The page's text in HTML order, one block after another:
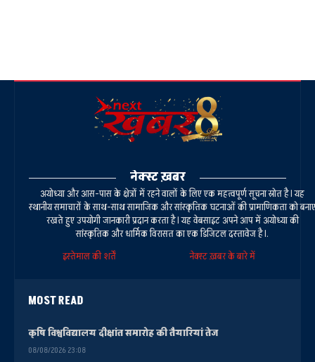
नेक्स्ट ख़बर
अयोध्या और आस-पास के क्षेत्रों में रहने वालों के लिए एक महत्वपूर्ण सूचना स्रोत है। यह
स्थानीय समाचारों के साथ-साथ सामाजिक और सांस्कृतिक घटनाओं की प्रामाणिकता को बनाए
रखते हुए उपयोगी जानकारी प्रदान करता है। यह वेबसाइट अपने आप में अयोध्या की
सांस्कृतिक और धार्मिक विरासत का एक डिजिटल दस्तावेज है।.
इस्तेमाल की शर्तें
नेक्स्ट ख़बर के बारे में
MOST READ
कृषि विश्वविद्यालय दीक्षांत समारोह की तैयारियां तेज
08/08/2026 23:08